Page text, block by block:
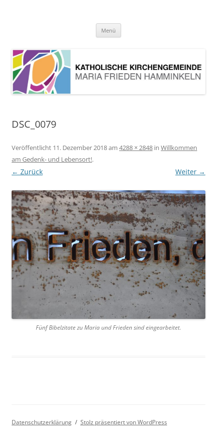
Menü
DSC_0079
Veröffentlicht 11. Dezember 2018am 4288 × 2848 in Willkommen
am Gedenk- und Lebensort!.
← Zurück Weiter →
Fünf Bibelzitate zu Maria und Frieden sind eingearbeitet.
Datenschutzerklärung Stolz präsentiert von WordPress